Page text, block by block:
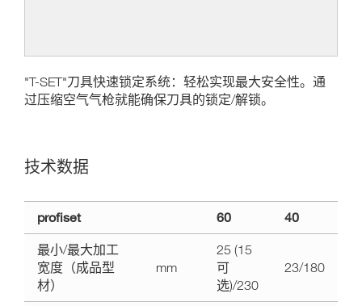
"T-SET"刀具快速锁定系统：轻松实现最大安全性。通
过压缩空气气枪就能确保刀具的锁定/解锁。
技术数据
profiset
60
profiset 60 40
最小/最大加工
宽度（成品型
材）
mm
25 (15
可
选)/230
23/180